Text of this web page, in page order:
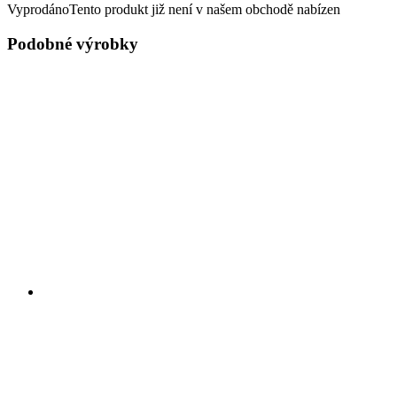
VyprodánoTento produkt již není v našem obchodě nabízen
Podobné výrobky